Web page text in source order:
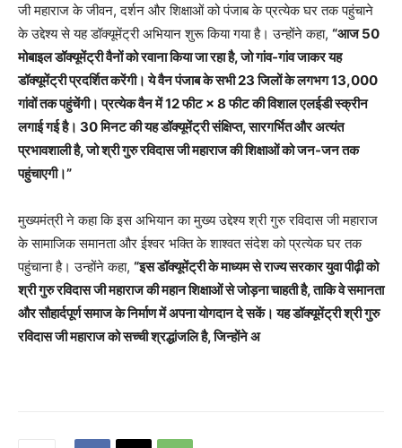
जी महाराज के जीवन, दर्शन और शिक्षाओं को पंजाब के प्रत्येक घर तक पहुंचाने
के उद्देश्य से यह डॉक्यूमेंट्री अभियान शुरू किया गया है। उन्होंने कहा, “आज 50
मोबाइल डॉक्यूमेंट्री वैनों को रवाना किया जा रहा है, जो गांव-गांव जाकर यह
डॉक्यूमेंट्री प्रदर्शित करेंगी। ये वैन पंजाब के सभी 23 जिलों के लगभग 13,000
गांवों तक पहुंचेंगी। प्रत्येक वैन में 12 फीट × 8 फीट की विशाल एलईडी स्क्रीन
लगाई गई है। 30 मिनट की यह डॉक्यूमेंट्री संक्षिप्त, सारगर्भित और अत्यंत
प्रभावशाली है, जो श्री गुरु रविदास जी महाराज की शिक्षाओं को जन-जन तक
पहुंचाएगी।”
मुख्यमंत्री ने कहा कि इस अभियान का मुख्य उद्देश्य श्री गुरु रविदास जी महाराज
के सामाजिक समानता और ईश्वर भक्ति के शाश्वत संदेश को प्रत्येक घर तक
पहुंचाना है। उन्होंने कहा, “इस डॉक्यूमेंट्री के माध्यम से राज्य सरकार युवा पीढ़ी को
श्री गुरु रविदास जी महाराज की महान शिक्षाओं से जोड़ना चाहती है, ताकि वे समानता
और सौहार्दपूर्ण समाज के निर्माण में अपना योगदान दे सकें। यह डॉक्यूमेंट्री श्री गुरु
रविदास जी महाराज को सच्ची श्रद्धांजलि है, जिन्होंने अ